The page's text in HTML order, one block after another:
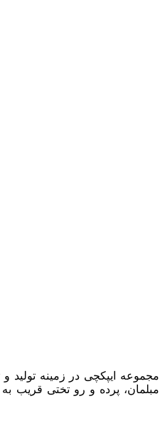
مجموعه ایپکچی در زمینه تولید
مبلمان، پرده و رو تختی